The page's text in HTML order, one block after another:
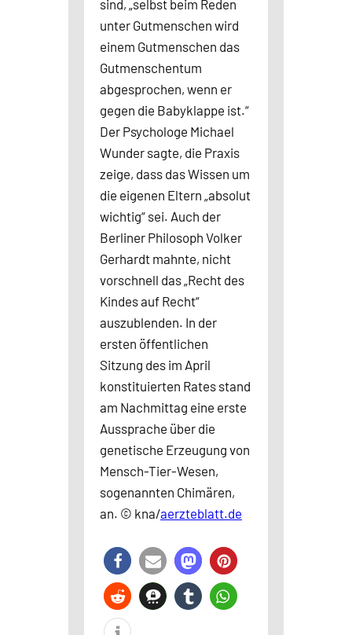
sind, „selbst beim Reden
unter Gutmenschen wird
einem Gutmenschen das
Gutmenschentum
abgesprochen, wenn er
gegen die Babyklappe ist.“
Der Psychologe Michael
Wunder sagte, die Praxis
zeige, dass das Wissen um
die eigenen Eltern „absolut
wichtig“ sei. Auch der
Berliner Philosoph Volker
Gerhardt mahnte, nicht
vorschnell das „Recht des
Kindes auf Recht“
auszublenden. In der
ersten öffentlichen
Sitzung des im April
konstituierten Rates stand
am Nachmittag eine erste
Aussprache über die
genetische Erzeugung von
Mensch-Tier-Wesen,
sogenannten Chimären,
an. © kna/aerzteblatt.de